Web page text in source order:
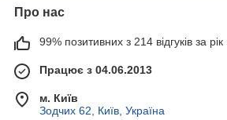
Про нас
99% позитивних з 214 відгуків за рік
Працює з 04.06.2013
м. Київ
Зодчих 62, Київ, Україна